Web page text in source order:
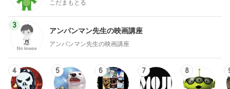
こだまもとる
3
アンパンマン先生の映画講座
アンパンマン先生の映画講座
4 5 6 7 8